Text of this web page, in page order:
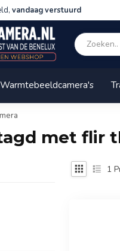
vandaag verstuurd
Warmtebeeldcamera's
met flir
1